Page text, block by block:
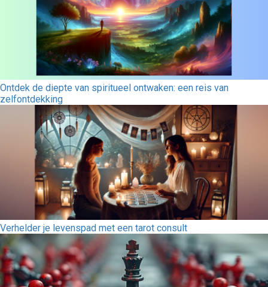
Ontdek de diepte van spiritueel ontwaken: een reis van
zelfontdekking
Verhelder je levenspad met een tarot consult